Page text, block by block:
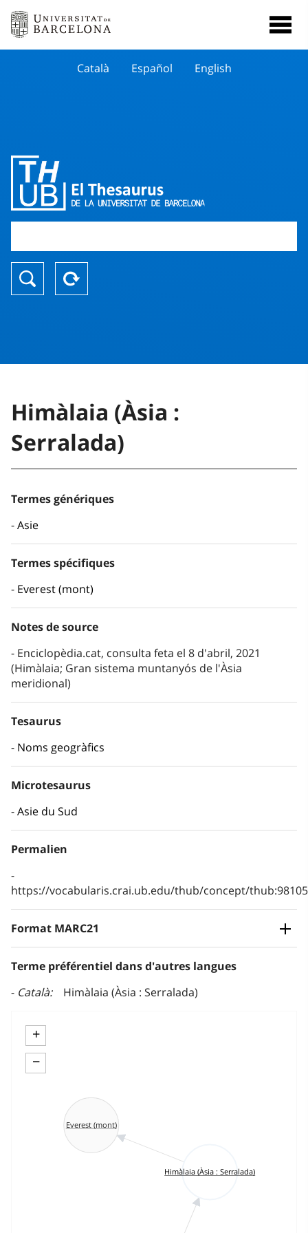
Català Español English
Himàlaia (Àsia :
Serralada)
Termes génériques
Asie
Termes spécifiques
Everest (mont)
Notes de source
Enciclopèdia.cat, consulta feta el 8 d'abril, 2021
(Himàlaia; Gran sistema muntanyós de l'Àsia
meridional)
Tesaurus
Noms geogràfics
Microtesaurus
Asie du Sud
Permalien
https://vocabularis.crai.ub.edu/thub/concept/
Format MARC21
Terme préférentiel dans d'autres langues
Català
Himàlaia (Àsia : Serralada)
+
−
Himàlaia (Àsia : Serralada)
Everest (mont)